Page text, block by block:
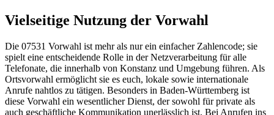
Vielseitige Nutzung der Vorwahl
Die 07531 Vorwahl ist mehr als nur ein einfacher Zahlencode; sie
spielt eine entscheidende Rolle in der Netzverarbeitung für alle
Telefonate, die innerhalb von Konstanz und Umgebung führen. Als
Ortsvorwahl ermöglicht sie es euch, lokale sowie internationale
Anrufe nahtlos zu tätigen. Besonders in Baden-Württemberg ist
diese Vorwahl ein wesentlicher Dienst, der sowohl für private als
auch geschäftliche Kommunikation unerlässlich ist. Bei Anrufen ins